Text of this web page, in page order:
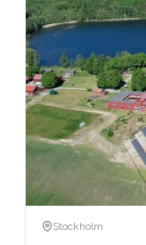
Stockholm